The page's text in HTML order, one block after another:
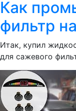
Как
фильтр
Итак, купил
для сажевого